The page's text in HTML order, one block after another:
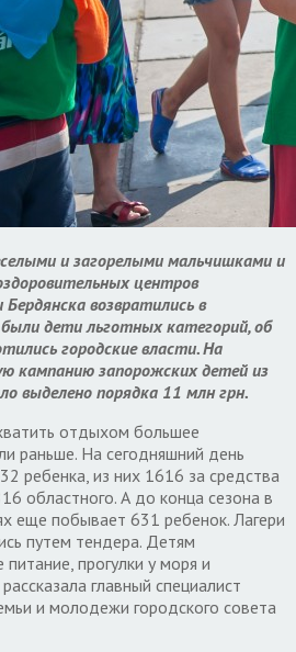
и загорелыми мальчишками и
центров
возвратились в
дети льготных категорий, об
городские власти. На
кампанию запорожских детей из
выделено порядка 11 млн грн.
отдыхом большее
раньше. На сегодняшний день
ребенка, из них 1616 за средства
областного. А до конца сезона в
еще побывает 631 ребенок. Лагери
путем тендера. Детям
прогулки у моря и
главный специалист
и молодежи городского совета